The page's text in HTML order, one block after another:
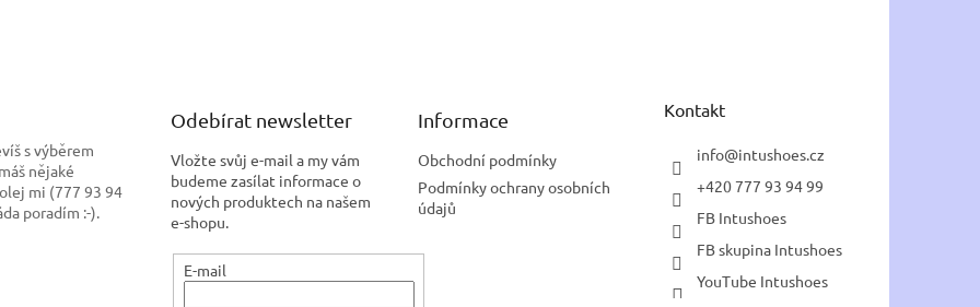
s výběrem
nějaké
mi (777 93 94
poradím :-).
Odebírat newsletter
Vložte svůj e-mail a my vám
budeme zasílat informace o
nových produktech na našem
e-shopu.
E-mail
Informace
Obchodní podmínky
Podmínky ochrany osobních
údajů
Kontakt
info@intushoes.cz
+420 777 93 94 99
FB Intushoes
FB skupina Intushoes
YouTube Intushoes